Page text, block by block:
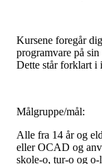
Kursene foregår
programvare på
Dette står forklart i
Målgruppe/mål:
Alle fra 14 år og
eller OCAD og
skole-o, tur-o og